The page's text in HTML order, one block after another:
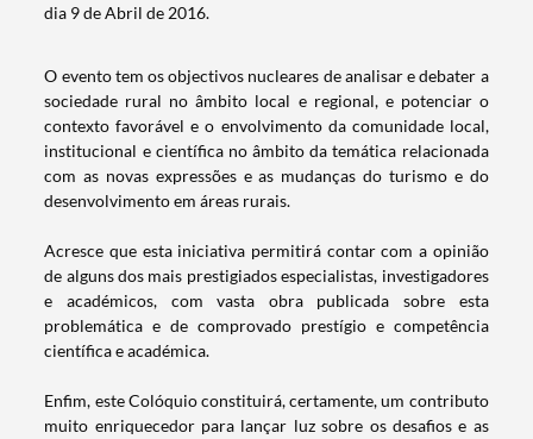
dia 9 de Abril de 2016.
O evento tem os objectivos nucleares de analisar e debater a
sociedade rural no âmbito local e regional, e potenciar o
contexto favorável e o envolvimento da comunidade local,
institucional e científica no âmbito da temática relacionada
com as novas expressões e as mudanças do turismo e do
desenvolvimento em áreas rurais.
Acresce que esta iniciativa permitirá contar com a opinião
de alguns dos mais prestigiados especialistas, investigadores
e académicos, com vasta obra publicada sobre esta
problemática e de comprovado prestígio e competência
científica e académica.
Enfim, este Colóquio constituirá, certamente, um contributo
muito enriquecedor para lançar luz sobre os desafios e as